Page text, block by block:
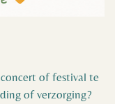
of festival te
of verzorging?